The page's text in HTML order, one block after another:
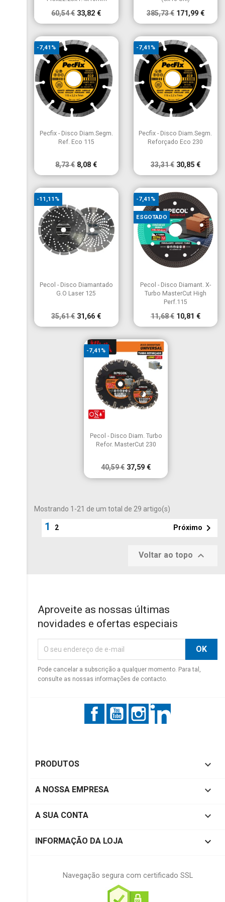
60,54 € 33,82 € 385,73 € 171,99 €
Vista rápida
Pecfix - Disco Diam.Segm.
Ref. Eco 115
8,73 € 8,08 €
-7,41%
Vista rápida
Pecfix - Disco Diam.Segm.
Reforçado Eco 230
33,31 € 30,85 €
-7,41%
Vista rápida
Pecol - Disco Diamantado
G.O Laser 125
35,61 € 31,66 €
-11,11%
Vista rápida
Pecol - Disco Diamant. X-
Turbo MasterCut High
Perf.115
11,68 € 10,81 €
-7,41%
ESGOTADO
Vista rápida
Pecol - Disco Diam. Turbo
Refor. MasterCut 230
40,59 € 37,59 €
-7,41%
Mostrando 1-21 de um total de 29 artigo(s)
1 2 Próximo 
Voltar ao topo 
Aproveite as nossas últimas
novidades e ofertas especiais
Pode cancelar a subscrição a qualquer momento. Para tal,
consulte as nossas informações de contacto.
FacebookYouTubeInstagram
PRODUTOS 
A NOSSA EMPRESA 
A SUA CONTA 
INFORMAÇÃO DA LOJA keyboard_arrow_down
Navegação segura com certificado SSL